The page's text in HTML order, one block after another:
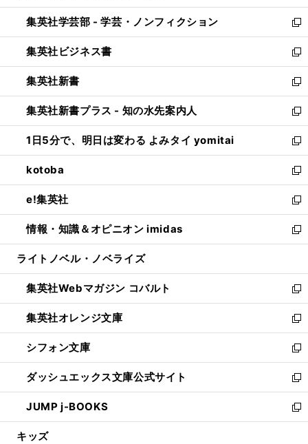
開
く
ウ
で
開
く
ン
ド
ウ
で
開
く
ウ
ィ
ン
ド
ウ
で
開
く
集英社学芸部 - 学芸・ノンフィクション
新
し
い
ウ
ィ
ン
ド
ウ
で
開
く
集英社ビジネス書
新
し
い
ウ
ィ
ン
ド
ウ
で
開
く
集英社新書
新
し
い
ウ
ィ
ン
ド
ウ
で
開
く
集英社新書プラス - 知の水先案内人
新
し
い
ウ
ィ
ン
ド
ウ
で
開
1日5分で、明日は変わる よみタイ yomitai
新
し
い
ウ
ィ
ン
ド
ウ
開
く
kotoba
新
し
い
ウ
ィ
ン
ウ
で
開
く
e!集英社
新
し
い
ウ
ン
ド
ウ
で
開
く
情報・知識＆オピニオン imidas
新
し
ウ
ィ
ン
ド
ウ
で
開
く
ライトノベル・ノベライズ
集英社Webマガジン コバルト
新
し
い
ウ
ィ
ン
ド
ウ
で
開
集英社オレンジ文庫
新
し
い
ウ
ィ
ン
ド
ウ
シフォン文庫
新
し
い
ウ
ィ
ン
ダッシュエックス文庫公式サイト
新
し
い
ウ
JUMP j-BOOKS
新
し
キッズ